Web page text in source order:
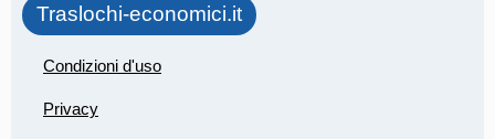
Traslochi-economici.it
Condizioni d'uso
Privacy